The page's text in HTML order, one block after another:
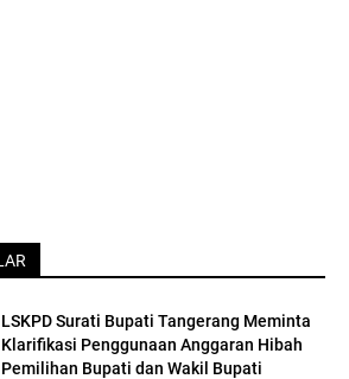
LSKPD Surati Bupati Tangerang Meminta
Klarifikasi Penggunaan Anggaran Hibah
Pemilihan Bupati dan Wakil Bupati